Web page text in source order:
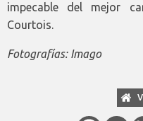
impecable del mejor
Courtois.
Fotografías: Imago